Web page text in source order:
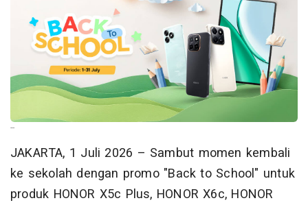
--
JAKARTA, 1 Juli 2026 – Sambut momen kembali
ke sekolah dengan promo "Back to School" untuk
produk HONOR X5c Plus, HONOR X6c, HONOR